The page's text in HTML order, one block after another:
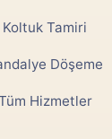
Koltuk Tamiri
Döşeme
Hizmetler